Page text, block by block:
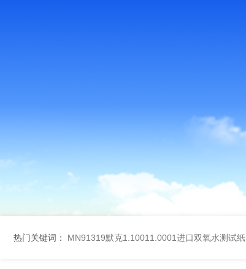
热门关键词： MN91319默克1.10011.0001进口双氧水测试纸